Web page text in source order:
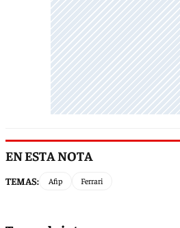
EN ESTA NOTA
TEMAS: Afip Ferrari